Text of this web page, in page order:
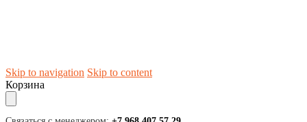
Skip to navigation Skip to content
Корзина